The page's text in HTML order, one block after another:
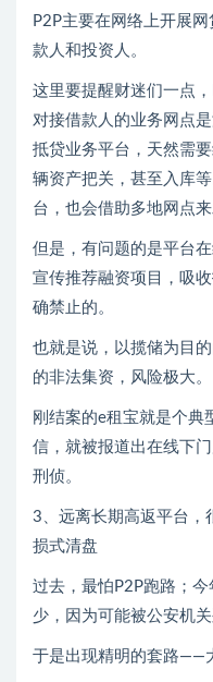
P2P主要在网络上开展
款人和投资人。
这里要提醒财迷们一点
对接借款人的业务网点
抵贷业务平台，天然需
辆资产把关，甚至入库
台，也会借助多地网点来
但是，有问题的是平台
宣传推荐融资项目，吸
确禁止的。
也就是说，以揽储为目
的非法集资，风险极大。
刚结案的e租宝就是个典
信，就被报道出在线下
刑侦。
3、远离长期高返平台，
损式清盘
过去，最怕P2P跑路；
少，因为可能被公安机关
于是出现精明的套路——